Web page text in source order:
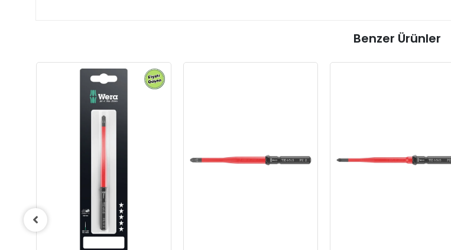
Benzer Ürünler